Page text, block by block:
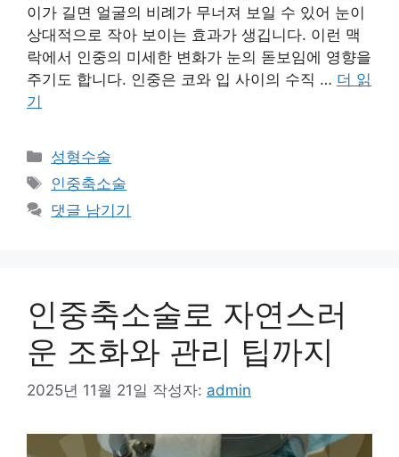
이가 길면 얼굴의 비례가 무너져 보일 수 있어 눈이
상대적으로 작아 보이는 효과가 생깁니다. 이런 맥
락에서 인중의 미세한 변화가 눈의 돋보임에 영향을
주기도 합니다. 인중은 코와 입 사이의 수직 … 더 읽
기
카
테
리
성형수술
태
그
인중축소술
댓글 남기기
인중축소술로 자연스러
운 조화와 관리 팁까지
2025년 11월 21일 작성자: admin